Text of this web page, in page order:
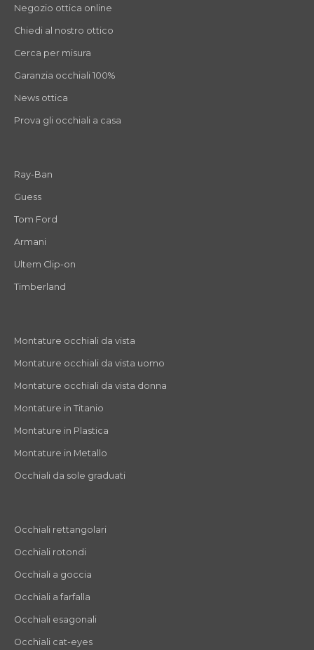
Negozio ottica online
Chiedi al nostro ottico
Cerca per misura
Garanzia occhiali 100%
News ottica
Prova gli occhiali a casa
Ray-Ban
Guess
Tom Ford
Armani
Ultem Clip-on
Timberland
Montature occhiali da vista
Montature occhiali da vista uomo
Montature occhiali da vista donna
Montature in Titanio
Montature in Plastica
Montature in Metallo
Occhiali da sole graduati
Occhiali rettangolari
Occhiali rotondi
Occhiali a goccia
Occhiali a farfalla
Occhiali esagonali
Occhiali cat-eyes